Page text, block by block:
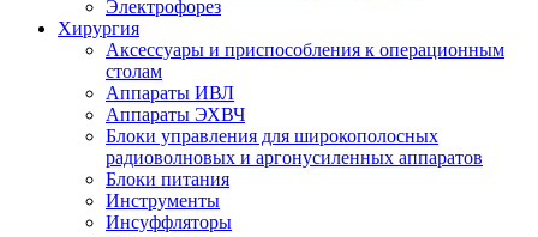
Электрофорез
Хирургия
Аксессуары и приспособления к операционным
столам
Аппараты ИВЛ
Аппараты ЭХВЧ
Блоки управления для широкополосных
радиоволновых и аргонусиленных аппаратов
Блоки питания
Инструменты
Инсуффляторы